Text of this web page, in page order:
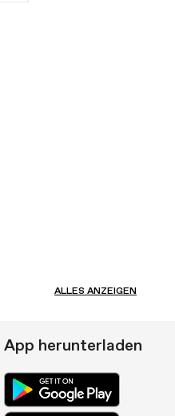
ALLES ANZEIGEN
App herunterladen